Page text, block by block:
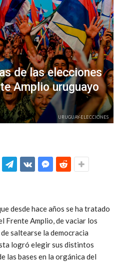
de las elecciones
Amplio uruguayo
URUGUAY-ELECCIONES
desde hace años se ha tratado
Frente Amplio, de vaciar los
saltearse la democracia
logró elegir sus distintos
las bases en la orgánica del